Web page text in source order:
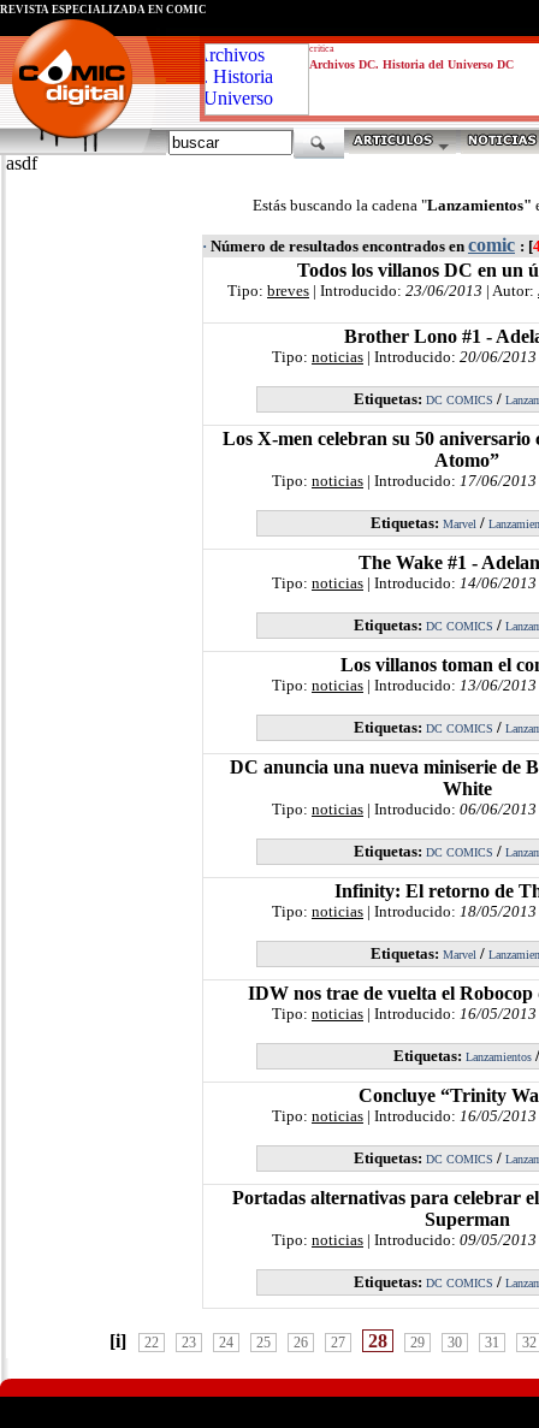
critica
Archivos DC. Historia del Universo DC
REVISTA ESPECIALIZADA EN CÓMIC
asdf
Estás buscando la cadena "Lanzamientos"
· Número de resultados encontrados en comic : [
Todos los villanos DC en un
Tipo: breves | Introducido: 23/06/2013 | Autor:
Brother Lono #1 -
Tipo: noticias | Introducido: 20/06/2013
Etiquetas: DC COMICS /
Los X-men celebran su 50 aniversario
Atomo”
Tipo: noticias | Introducido: 17/06/2013
Etiquetas: Marvel /
The Wake #1 -
Tipo: noticias | Introducido: 14/06/2013
Etiquetas: DC COMICS /
Los villanos toman el
Tipo: noticias | Introducido: 13/06/2013
Etiquetas: DC COMICS /
DC anuncia una nueva miniserie de
White
Tipo: noticias | Introducido: 06/06/2013
Etiquetas: DC COMICS /
Infinity: El retorno de
Tipo: noticias | Introducido: 18/05/2013
Etiquetas: Marvel /
IDW nos trae de vuelta el
Tipo: noticias | Introducido: 16/05/2013
Etiquetas: Lanzamientos /
Concluye “Trinity
Tipo: noticias | Introducido: 16/05/2013
Etiquetas: DC COMICS /
Portadas alternativas para celebrar
Superman
Tipo: noticias | Introducido: 09/05/2013
Etiquetas: DC COMICS /
[i] 22 23 24 25 26 27 28 29 30 31 32